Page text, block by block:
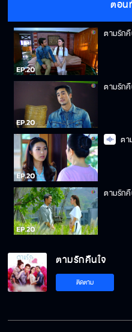
ตอน
ตามรักคื
ตามรักคื
ตา
ตามรักคื
ตามรักคืนใจ
ติดตาม